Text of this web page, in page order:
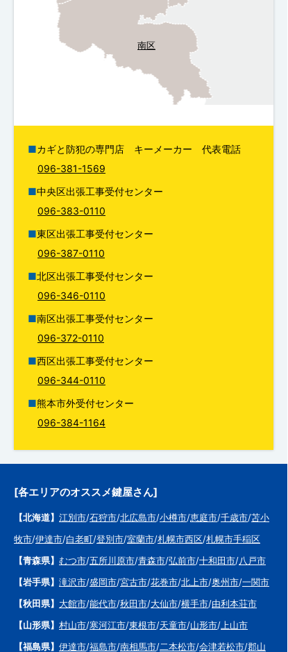
南区
カギと防犯の専門店 キーメーカー 代表電話
096-381-1569
中央区出張工事受付センター
096-383-0110
東区出張工事受付センター
096-387-0110
北区出張工事受付センター
096-346-0110
南区出張工事受付センター
096-372-0110
西区出張工事受付センター
096-344-0110
熊本市外受付センター
096-384-1164
[各エリアのオススメ鍵屋さん]
【北海道】 江別市/石狩市/北広島市/小樽市/恵庭市/千歳市/苫小
牧市/伊達市/白老町/登別市/室蘭市/札幌市西区/札幌市手稲区
【青森県】 むつ市/五所川原市/青森市/弘前市/十和田市/八戸市
【岩手県】 滝沢市/盛岡市/宮古市/花巻市/北上市/奥州市/一関市
【秋田県】 大館市/能代市/秋田市/大仙市/横手市/由利本荘市
【山形県】 村山市/寒河江市/東根市/天童市/山形市/ 上山市
【福島県】 伊達市/福島市/南相馬市/二本松市/会津若松市/郡山